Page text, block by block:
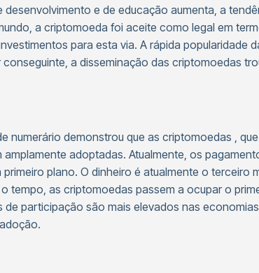
desenvolvimento e de educação aumenta, a
a criptomoeda foi aceite como legal em
para esta via. A rápida popularidade
conseguinte, a disseminação das criptomoedas
numerário demonstrou que as criptomoedas ,
adoptadas. Atualmente, os
plano. O dinheiro é atualmente o terceiro
tempo, as criptomoedas passem a ocupar o
de participação são mais elevados nas